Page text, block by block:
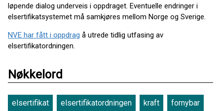
løpende dialog underveis i oppdraget. Eventuelle endringer i
elsertifikatsystemet må samkjøres mellom Norge og Sverige.
NVE har fått i oppdrag å utrede tidlig utfasing av
elsertifikatordningen.
Nøkkelord
elsertifikat elsertifikatordningen kraft fornybar